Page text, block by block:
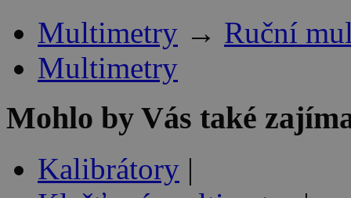
Multimetry → Ruční
Multimetry
Mohlo by Vás také
Kalibrátory |